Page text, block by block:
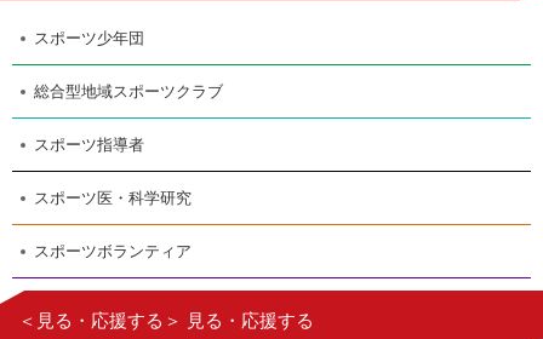
スポーツ少年団
総合型地域スポーツクラブ
スポーツ指導者
スポーツ医・科学研究
スポーツボランティア
＜見る・応援する＞ 見る・応援する